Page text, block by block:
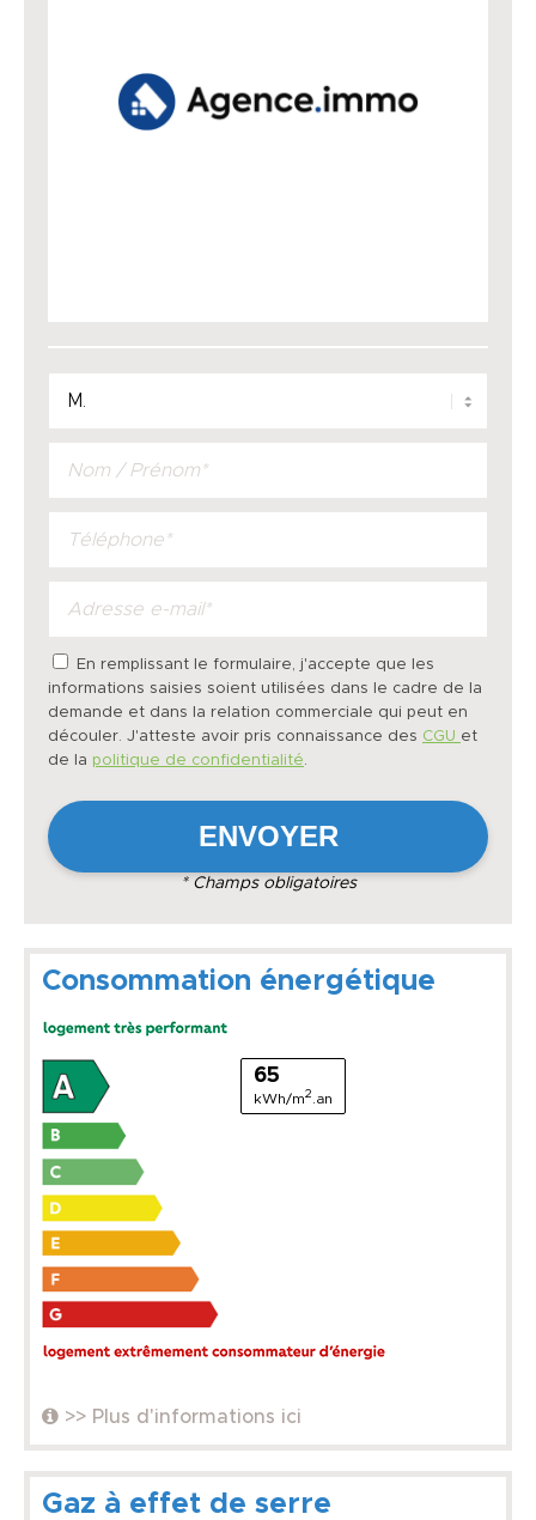
En remplissant le formulaire, j'accepte que les
informations saisies soient utilisées dans le cadre de la
demande et dans la relation commerciale qui peut en
découler. J'atteste avoir pris connaissance des CGU et
de la politique de confidentialité
* Champs obligatoires
Consommation énergétique
65
kWh/m2 .an
>> Plus d'informations ici
Gaz à effet de serre